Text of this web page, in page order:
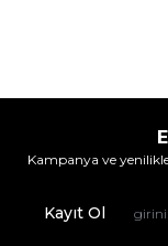
Kampanya ve
Kayıt Ol